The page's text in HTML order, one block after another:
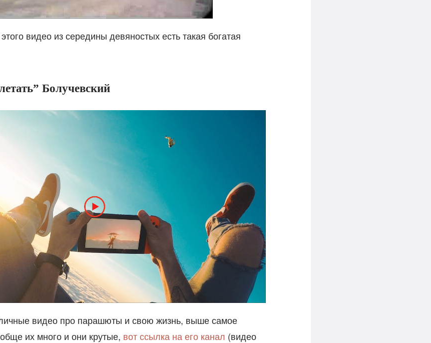
видео из середины девяностых есть такая богатая
Болучевский
видео про парашюты и свою жизнь, выше самое
их много и они крутые, вот ссылка на его канал (видео